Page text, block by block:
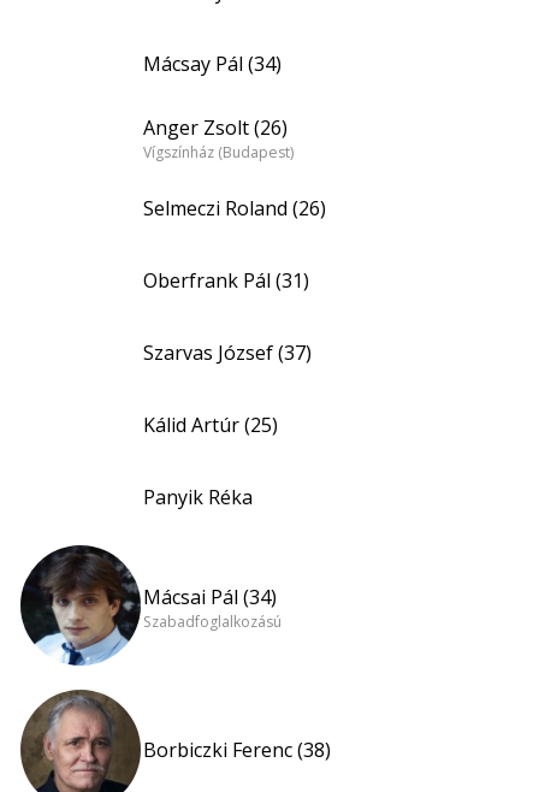
Mácsay Pál (34)
Anger Zsolt (26)
Vígszínház (Budapest)
Selmeczi Roland (26)
Oberfrank Pál (31)
Szarvas József (37)
Kálid Artúr (25)
Panyik Réka
Mácsai Pál (34)
Szabadfoglalkozású
Borbiczki Ferenc (38)